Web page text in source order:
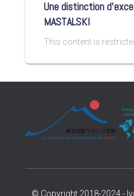
Une distinction
MASTALSKI
This content is
© Copyright 2018-2024 -